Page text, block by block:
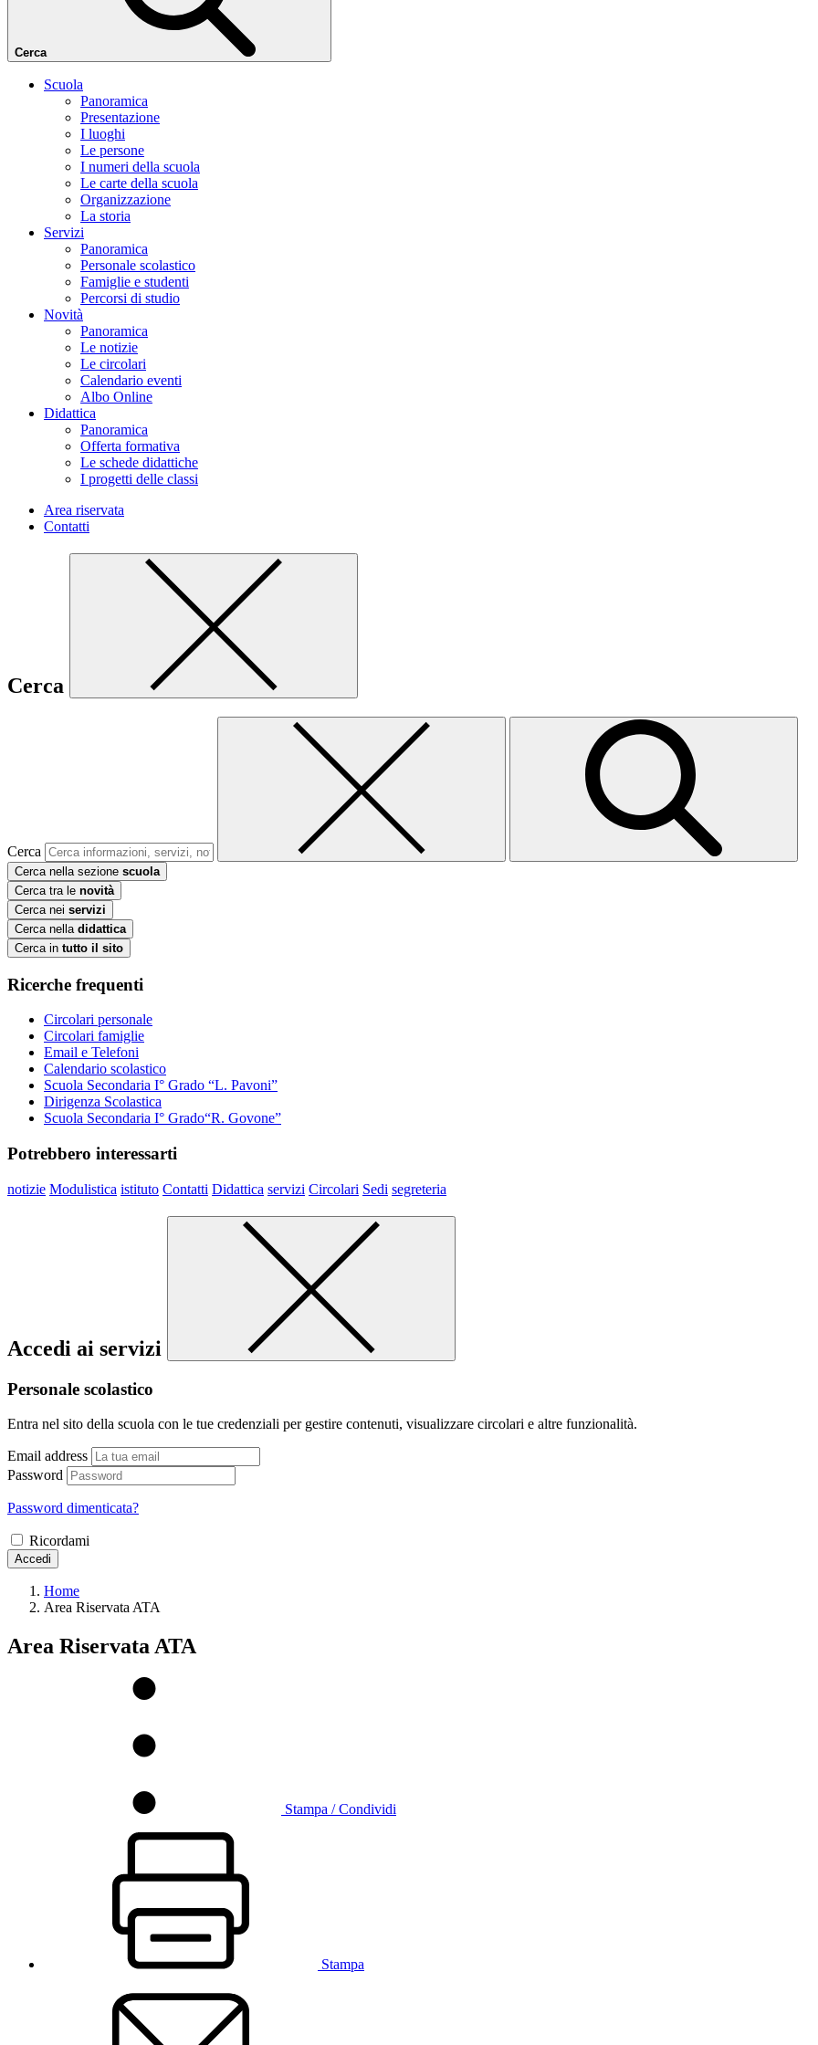
Cerca
Scuola
Panoramica
Presentazione
I luoghi
Le persone
I numeri della scuola
Le carte della scuola
Organizzazione
La storia
Servizi
Panoramica
Personale scolastico
Famiglie e studenti
Percorsi di studio
Novità
Panoramica
Le notizie
Le circolari
Calendario eventi
Albo Online
Didattica
Panoramica
Offerta formativa
Le schede didattiche
I progetti delle classi
Area riservata
Contatti
Cerca
Cerca
Cerca nella sezione scuola
Cerca tra le novità
Cerca nei servizi
Cerca nella didattica
Cerca in tutto il sito
Ricerche frequenti
Circolari personale
Circolari famiglie
Email e Telefoni
Calendario scolastico
Scuola Secondaria I° Grado “L. Pavoni”
Dirigenza Scolastica
Scuola Secondaria I° Grado“R. Govone”
Potrebbero interessarti
notizie Modulistica istituto Contatti Didattica servizi Circolari Sedi segreteria
Accedi ai servizi
Personale scolastico
Entra nel sito della scuola con le tue credenziali per gestire contenuti, visualizzare circolari e altre funzionalità.
Email address
Password
Password dimenticata?
Ricordami
Accedi
Home
Area Riservata ATA
Area Riservata ATA
Stampa / Condividi
Stampa